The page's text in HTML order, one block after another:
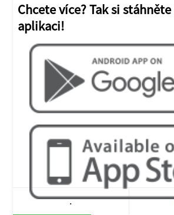
.
Chcete více? Tak si
aplikaci!